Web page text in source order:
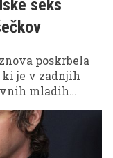
seks
poskrbela
je v zadnjih
mladih
razveselila